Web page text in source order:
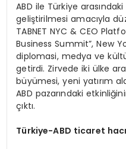
ABD ile Türkiye
geliştirilmesi amacıyla
TABNET NYC & CEO
Business Summit”, New
diplomasi, medya ve
getirdi. Zirvede iki ülke
büyümesi, yeni yatırım
ABD pazarındaki
çıktı.
Türkiye-ABD ticaret